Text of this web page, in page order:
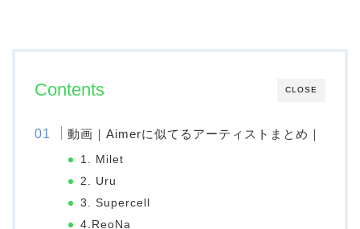
CLOSE
Contents
動画｜Aimerに似てるアーティストまとめ｜
1. Milet
2. Uru
3. Supercell
4.ReoNa